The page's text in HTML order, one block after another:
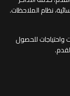
نظام الملاحظات.
واحتياجات للحصول